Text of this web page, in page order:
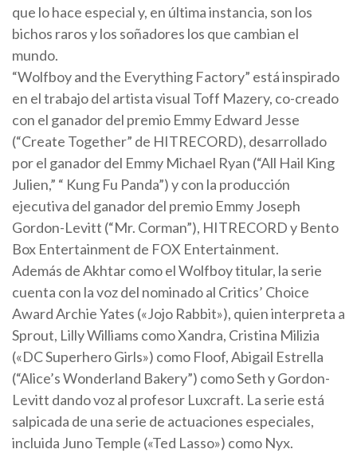
que lo hace especial y, en última instancia, son los
bichos raros y los soñadores los que cambian el
mundo.
“Wolfboy and the Everything Factory” está inspirado
en el trabajo del artista visual Toff Mazery, co-creado
con el ganador del premio Emmy Edward Jesse
(“Create Together” de HITRECORD), desarrollado
por el ganador del Emmy Michael Ryan (“All Hail King
Julien,” “ Kung Fu Panda”) y con la producción
ejecutiva del ganador del premio Emmy Joseph
Gordon-Levitt (“Mr. Corman”), HITRECORD y Bento
Box Entertainment de FOX Entertainment.
Además de Akhtar como el Wolfboy titular, la serie
cuenta con la voz del nominado al Critics’ Choice
Award Archie Yates («Jojo Rabbit»), quien interpreta a
Sprout, Lilly Williams como Xandra, Cristina Milizia
(«DC Superhero Girls») como Floof, Abigail Estrella
(“Alice’s Wonderland Bakery”) como Seth y Gordon-
Levitt dando voz al profesor Luxcraft. La serie está
salpicada de una serie de actuaciones especiales,
incluida Juno Temple («Ted Lasso») como Nyx.